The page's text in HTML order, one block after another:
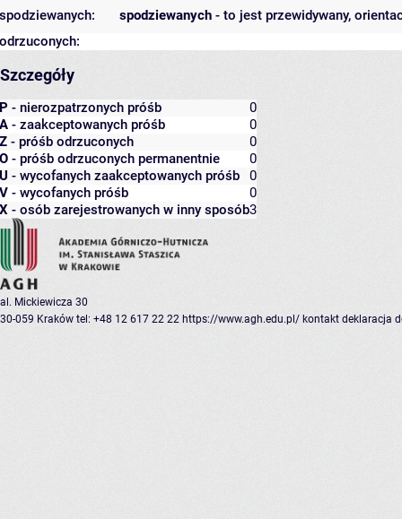
spodziewanych - to jest przewidywany,
spodziewanych:
odrzuconych:
Szczegóły
P - nierozpatrzonych próśb
0
A - zaakceptowanych próśb
0
Z - próśb odrzuconych
0
O - próśb odrzuconych permanentnie
0
U - wycofanych zaakceptowanych próśb
0
V - wycofanych próśb
0
X - osób zarejestrowanych w inny sposób3
al. Mickiewicza 30
30-059 Kraków tel: +48 12 617 22 22 https://www.agh.edu.pl/ kontakt deklaracja